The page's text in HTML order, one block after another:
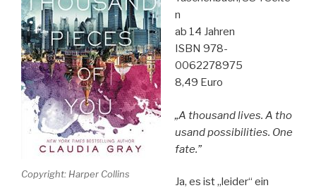
Copyright: Harper Collins
n
ab 14 Jahren
ISBN 978-
0062278975
8,49 Euro
„A thousand lives. A tho
usand possibilities. One
fate.”
Ja, es ist „leider“ ein